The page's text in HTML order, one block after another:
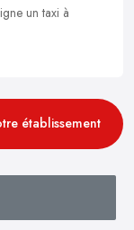
un taxi à
établissement